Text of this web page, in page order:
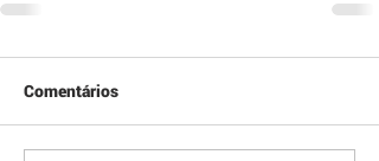
Comentários